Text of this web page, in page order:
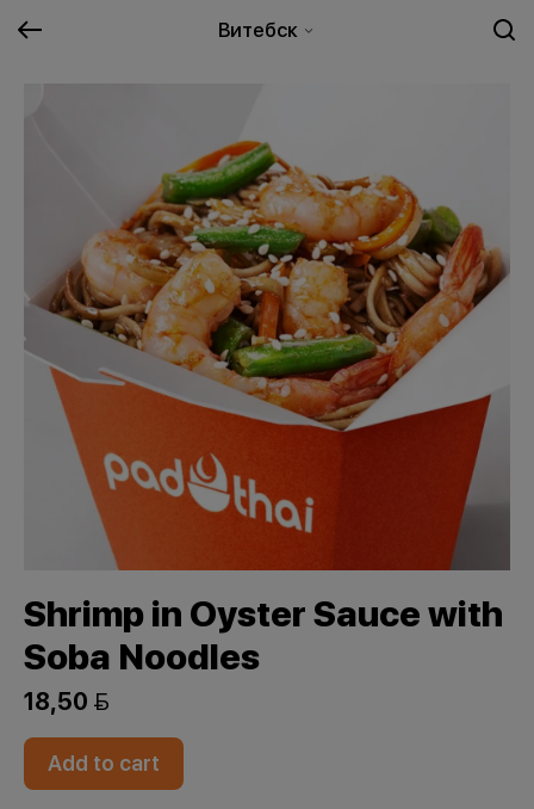
Витебск
Shrimp in Oyster Sauce with
Soba Noodles
18,50 
Add to cart